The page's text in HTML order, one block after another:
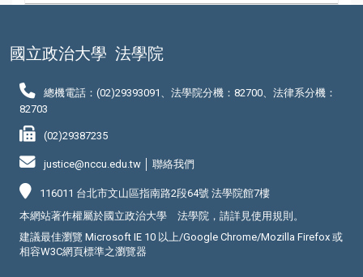
國立政治大學 法學院
總機電話：(02)29393091、法學院分機：82700、法律系分機：
82703
(02)29387235
justice@nccu.edu.tw │聯絡我們
116011 台北市文山區指南路2段64號 法學院館7樓
本網站著作權屬於國立政治大學 法學院，請詳見使用規則 。
建議最佳瀏覽 Microsoft IE 10 以上/Google Chrome/Mozilla Firefox 或
相容W3C網頁標準之瀏覽器